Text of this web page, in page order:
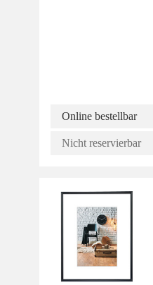
Online bestellbar
Nicht reservierbar